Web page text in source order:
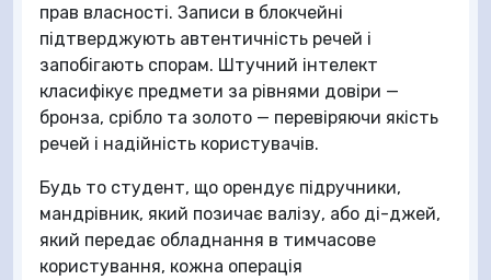
прав власності. Записи в блокчейні
підтверджують автентичність речей і
запобігають спорам. Штучний інтелект
класифікує предмети за рівнями довіри —
бронза, срібло та золото — перевіряючи якість
речей і надійність користувачів.
Будь то студент, що орендує підручники,
мандрівник, який позичає валізу, або ді-джей,
який передає обладнання в тимчасове
користування, кожна операція